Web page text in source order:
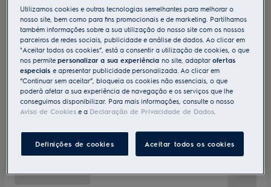
Utilizamos cookies e outras tecnologias semelhantes para melhorar o
nosso site, bem como para fins promocionais e de marketing. Partilhamos
também informações sobre a sua utilização do nosso site com os nossos
parceiros de redes sociais, publicidade e análise de dados. Ao clicar em
"Aceitar todos os cookies”, está a consentir a utilização de cookies, o que
nos permitepersonalizar a sua experiênciano site, adaptarofertas
especiaise apresentar publicidade personalizada. Ao clicar em
“Continuar sem aceitar”, bloqueia os cookies não essenciais, o que
poderá afetar a sua experiência de navegação e os serviços que lhe
conseguimos disponibilizar. Para mais informações, consulte o nosso
Aviso de Cookies e a Declaração de Privacidade de Dados.
Definições de cookies Aceitar todos os cookies